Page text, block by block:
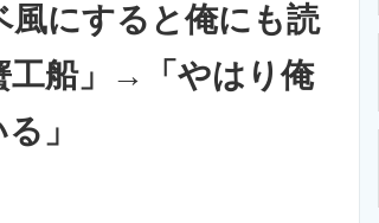
IT製品の技術・比較・事例 製造業のIT導入
エネルギーの
にすると俺にも読
船」→「やはり俺
」